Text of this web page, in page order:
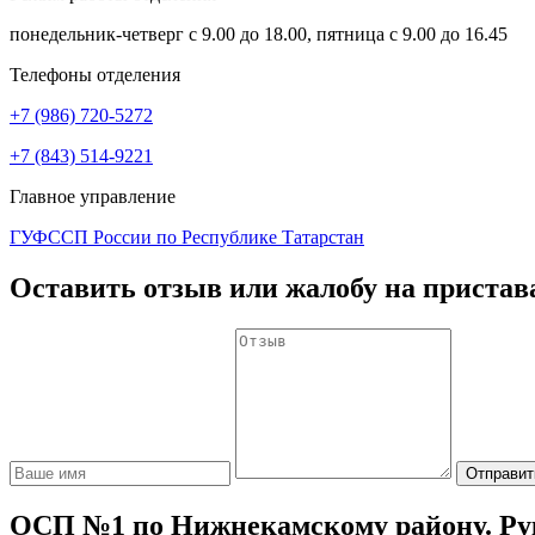
понедельник-четверг с 9.00 до 18.00, пятница с 9.00 до 16.45
Телефоны отделения
+7 (986) 720-5272
+7 (843) 514-9221
Главное управление
ГУФССП России по Республике Татарстан
Оставить отзыв или жалобу на
ОСП №1 по Нижнекамскому району.